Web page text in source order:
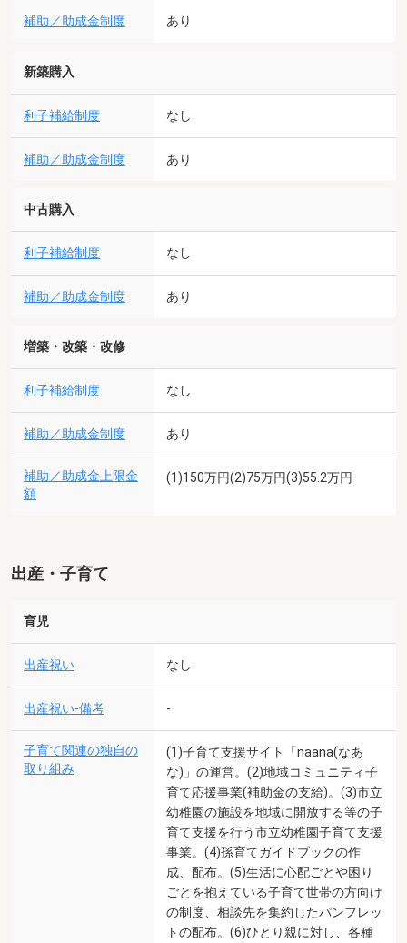
補助／助成金制度 あり
新築購入
利子補給制度 なし
補助／助成金制度 あり
中古購入
利子補給制度 なし
補助／助成金制度 あり
増築・改築・改修
利子補給制度 なし
補助／助成金制度 あり
補助／助成金上限金
額
(1)150万円(2)75万円(3)55.2万円
出産・子育て
育児
出産祝い なし
出産祝い-備考 -
子育て関連の独自の
取り組み
(1)子育て支援サイト「naana(なあ
な)」の運営。(2)地域コミュニティ子
育て応援事業(補助金の支給)。(3)市立
幼稚園の施設を地域に開放する等の子
育て支援を行う市立幼稚園子育て支援
事業。(4)孫育てガイドブックの作
成、配布。(5)生活に心配ごとや困り
ごとを抱えている子育て世帯の方向け
の制度、相談先を集約したパンフレッ
トの配布。(6)ひとり親に対し、各種